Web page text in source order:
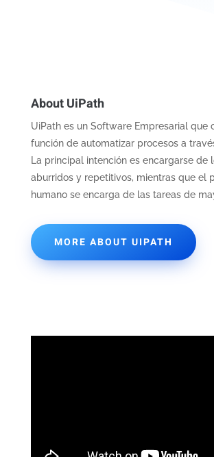
About UiPath
UiPath es un Software Empresarial que
función de automatizar procesos a
La principal intención es encargarse de
aburridos y repetitivos, mientras que el
humano se encarga de las tareas de
MORE ABOUT UIPATH